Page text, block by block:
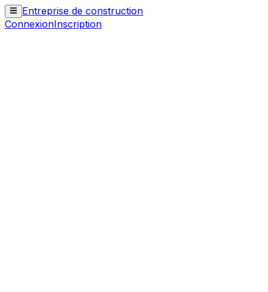
Entreprise de construction
ConnexionInscription